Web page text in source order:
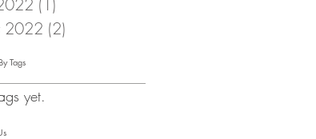
(1)
2022 (2)
Tags
yet.